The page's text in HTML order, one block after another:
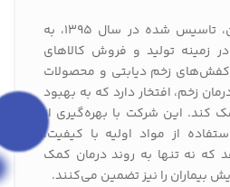
شرکت فرست تارا ایرانیان، تاسیس شده در سال 1395، به
زمینه تولید و فروش کالاهای
کفش‌های زخم دیابتی و محصولات
زخم، افتخار دارد که به بهبود
کند. این شرکت با بهره‌گیری از
از مواد اولیه با کیفیت،
که نه تنها به روند درمان کمک
بیماران را نیز تضمین می‌کنند.